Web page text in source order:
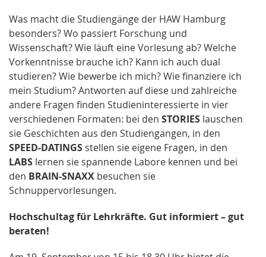
Was macht die Studiengänge der HAW Hamburg
besonders? Wo passiert Forschung und
Wissenschaft? Wie läuft eine Vorlesung ab? Welche
Vorkenntnisse brauche ich? Kann ich auch dual
studieren? Wie bewerbe ich mich? Wie finanziere ich
mein Studium? Antworten auf diese und zahlreiche
andere Fragen finden Studieninteressierte in vier
verschiedenen Formaten: bei den STORIES lauschen
sie Geschichten aus den Studiengängen, in den
SPEED-DATINGS stellen sie eigene Fragen, in den
LABS lernen sie spannende Labore kennen und bei
den BRAIN-SNAXX besuchen sie
Schnuppervorlesungen.
Hochschultag für Lehrkräfte. Gut informiert – gut
beraten!